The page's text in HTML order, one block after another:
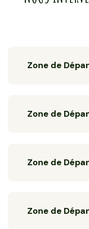
Zone de
Zone de
Zone de
Zone de